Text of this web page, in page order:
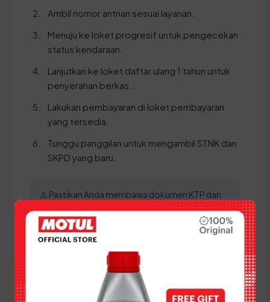
Ambil nomor antrian sesuai layanan.
Menuju ke loket progresif untuk pengecekan
status kendaraan.
Lanjutkan ke loket daftar ulang 1 tahun untuk
penyerahan berkas.
Lakukan pembayaran di loket pembayaran
yang tersedia.
Tunggu panggilan untuk mengambil STNK dan
SKPD yang baru.
⚠️ Pastikan Anda membawa dokumen KTP dan
STNK dalam bentuk ASLI dan data pada kedua
dokumen tersebut sinkron guna menghindari
kendala verifikasi di sistem.
Panduan Pajak 5 Tahunan